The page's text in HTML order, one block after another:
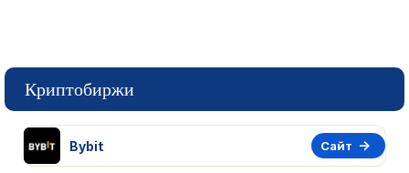
Криптобиржи
Bybit Сайт